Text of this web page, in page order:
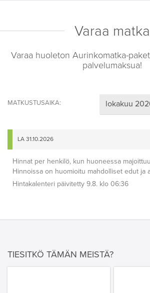
Varaa matka
Varaa huoleton Aurinkomatka-
palvelumaksua!
MATKUSTUSAIKA:
LA 31.10.2026
Hinnat per henkilö, kun huoneessa
Hinnoissa on huomioitu mahdolliset edut ja
Hintakalenteri päivitetty 9.8. klo 06:36
TIESITKÖ TÄMÄN MEISTÄ?